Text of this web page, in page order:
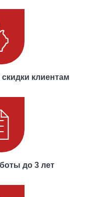
клиентам
до 3 лет